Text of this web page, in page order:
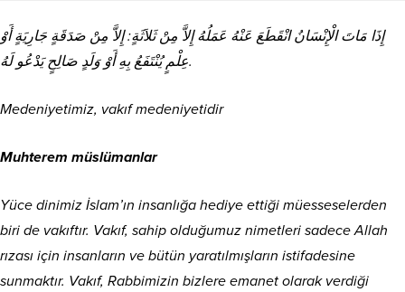
إِذَا مَاتَ الْإِنْسَانُ انْقَطَعَ عَنْهُ عَمَلُهُ إِلاَّ مِنْ ثَلاَثَةٍ: إِلاَّ مِنْ صَدَقَةٍ جَارِيَةٍ أَوْ
عِلْمٍ يُنْتَفَعُ بِهِ أَوْ وَلَدٍ صَالِحٍ يَدْعُو لَهُ.
Medeniyetimiz, vakıf medeniyetidir
Muhterem müslümanlar
Yüce dinimiz İslam’ın insanlığa hediye ettiği müesseselerden
biri de vakıftır. Vakıf, sahip olduğumuz nimetleri sadece Allah
rızası için insanların ve bütün yaratılmışların istifadesine
sunmaktır. Vakıf, Rabbimizin bizlere emanet olarak verdiği